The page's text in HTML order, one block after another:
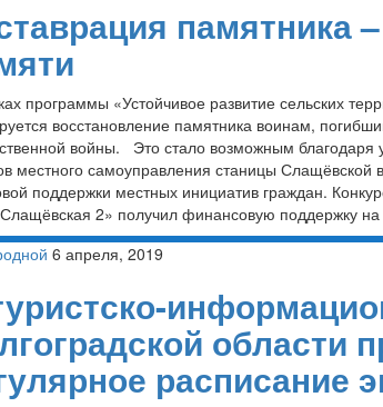
памятника
программы «Устойчивое развитие сельских
восстановление памятника воинам,
войны. Это стало возможным благодаря
местного самоуправления станицы Слащёвской
поддержки местных инициатив граждан.
2» получил финансовую поддержку
6 апреля, 2019
области
расписание